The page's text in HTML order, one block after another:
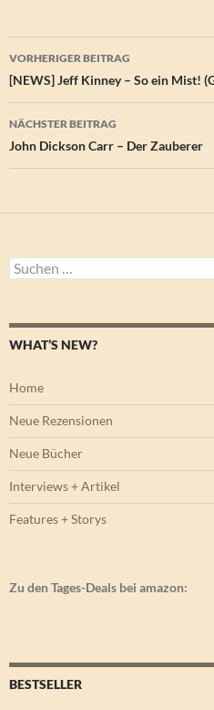
Beitragsnavigation
VORHERIGER BEITRAG
[NEWS] Jeff Kinney – So ein Mist!
NÄCHSTER BEITRAG
John Dickson Carr – Der Zauberer
Suchen
nach:
WHAT’S NEW?
Home
Neue Rezensionen
Neue Bücher
Interviews + Artikel
Features + Storys
Zu den Tages-Deals bei amazon:
BESTSELLER